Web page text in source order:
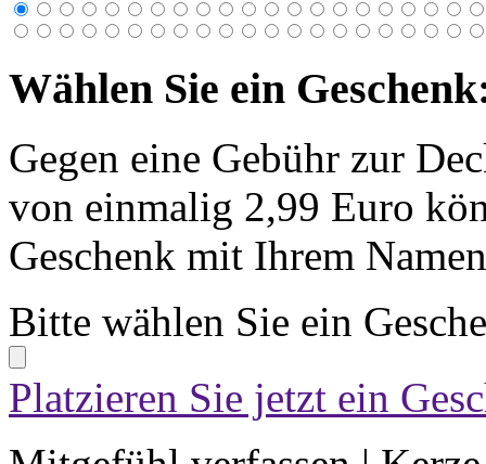
Wählen Sie ein
Gegen eine Gebühr zur
von einmalig 2,99 Euro
Geschenk mit Ihrem
Bitte wählen Sie ein
Platzieren Sie jetzt ein